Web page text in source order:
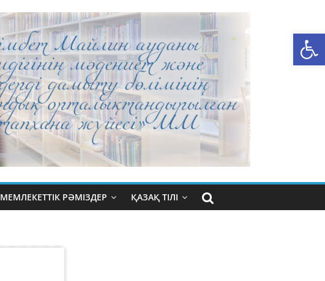
Open toolbar
МЕМЛЕКЕТТІК РӘМІЗДЕР ҚАЗАҚ ТІЛІ